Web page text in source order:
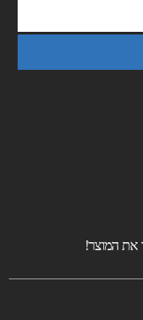
את המוצר!